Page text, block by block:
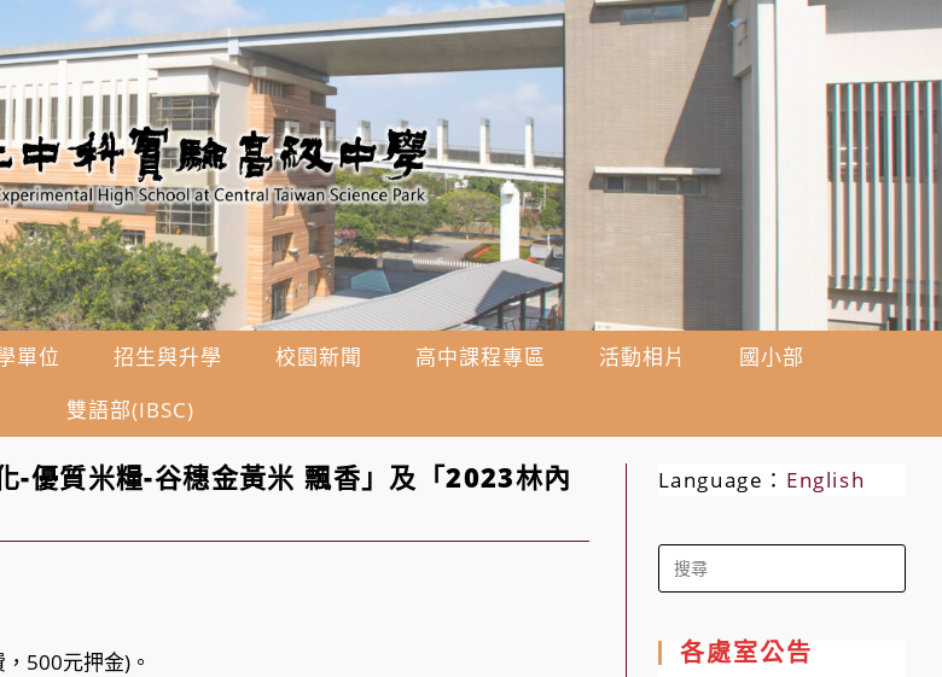
單位 招生與升學 校園新聞 高中課程專區 活動相片
國小部
雙語部(IBSC)
-優質米糧-谷穗金黃米 飄香」及「2023林內
500元押金)。
Language： English
Search
for:
各處室公告